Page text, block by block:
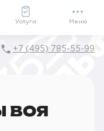
Подарки внутри
+7 (495) 785-55-99
ВОЯ
Услуги Меню